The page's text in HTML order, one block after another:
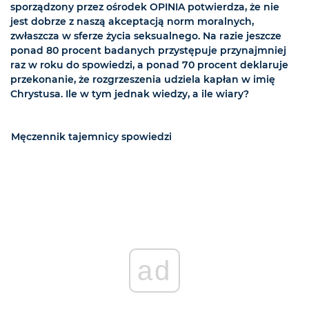
sporządzony przez ośrodek OPINIA potwierdza, że nie
jest dobrze z naszą akceptacją norm moralnych,
zwłaszcza w sferze życia seksualnego. Na razie jeszcze
ponad 80 procent badanych przystępuje przynajmniej
raz w roku do spowiedzi, a ponad 70 procent deklaruje
przekonanie, że rozgrzeszenia udziela kapłan w imię
Chrystusa. Ile w tym jednak wiedzy, a ile wiary?
Męczennik tajemnicy spowiedzi
ad